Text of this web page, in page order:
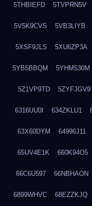
5THBIEFD 5TVPRN5V
5V5K9CVS 5VB3LIYB
5XSF9JLS 5XU6ZP3A
5YB5BBQM 5YHM530M
5Z1VP9TD 5ZYFJGV9
6316UU0I 634ZKLU1
63X60DYM 64996J11
65UV4E1K 660K94O5
66C6U597 66NBHAON
6899WHVC 68EZZKJQ